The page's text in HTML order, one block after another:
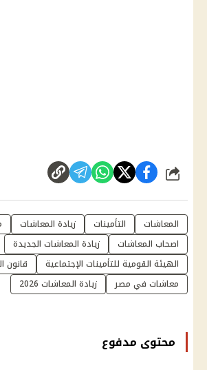
شارك
المعاشات التأمينات زيادة المعاشات
اصحاب المعاشات
زيادة المعاشات الجديدة
الهيئة القومية للتأمينات الإجتماعية
قانون
معاشات في مصر
زيادة المعاشات 2026
محتوى مدفوع